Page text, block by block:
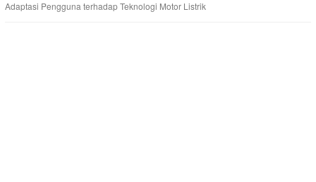
Adaptasi Pengguna terhadap Teknologi Motor Listrik